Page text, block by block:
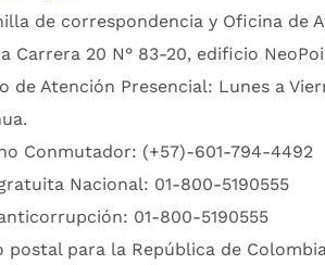
de correspondencia y Oficina de
Carrera 20 N° 83-20, edificio
de Atención Presencial: Lunes a
Conmutador: (+57)-601-794-4492
Nacional: 01-800-5190555
01-800-5190555
postal para la República de